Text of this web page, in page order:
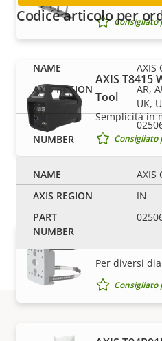
Consigliato
AXIS T8415
Tool
Semplicità in
Consigliato
Per diversi
Consigliato
Codice articolo per
AXIS
AR,
UK,
AXIS
IN